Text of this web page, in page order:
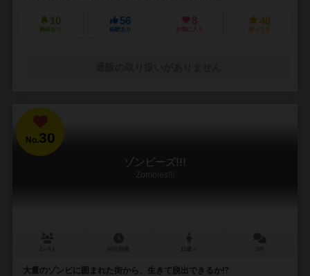
10
興味あり
56
経験あり
8
お気に入り
48
持ってる
No.30
ゾンビーズ!!!
Zombies!!!
大量のゾンビに囲まれた街から、生きて脱出できるか⁉︎